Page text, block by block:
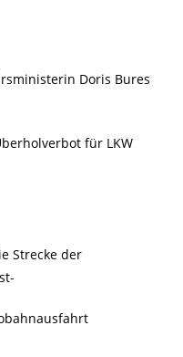
Doris Bures
für LKW
Strecke der